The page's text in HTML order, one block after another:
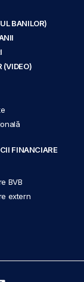
BANILOR)
(VIDEO)
FINANCIARE
BVB
extern